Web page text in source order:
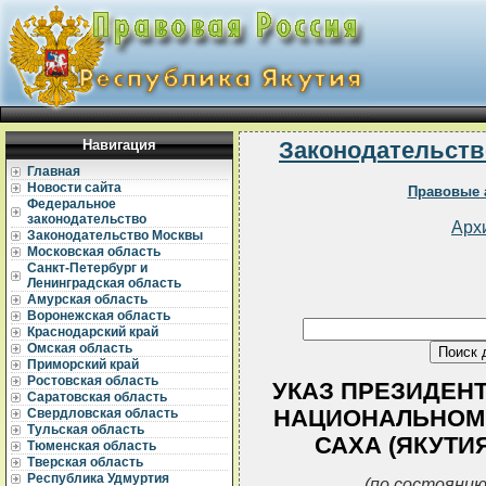
Навигация
Главная
Новости сайта
Федеральное
законодательство
Законодательство Москвы
Московская область
Санкт-Петербург и
Ленинградская область
Амурская область
Воронежская область
Краснодарский край
Омская область
Приморский край
Ростовская область
Саратовская область
Свердловская область
Тульская область
Тюменская область
Тверская область
Республика Удмуртия
Правовые
УКАЗ
НАЦИОНАЛЬНОМ
САХА